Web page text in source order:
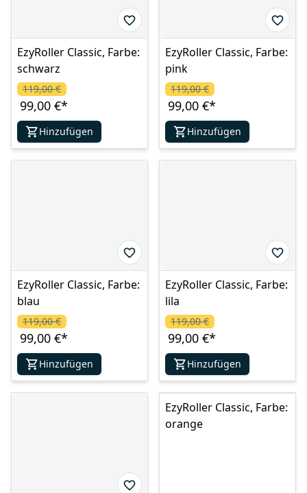
EzyRoller Classic, Farbe:
schwarz
99,00 €*
119,00 €
Hinzufügen
EzyRoller Classic, Farbe:
pink
99,00 €*
119,00 €
Hinzufügen
EzyRoller Classic, Farbe:
blau
99,00 €*
119,00 €
Hinzufügen
EzyRoller Classic, Farbe:
lila
99,00 €*
119,00 €
Hinzufügen
EzyRoller Classic, Farbe:
orange